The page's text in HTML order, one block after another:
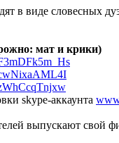
в виде словесных
мат и крики)
skype-аккаунта
выпускают свой